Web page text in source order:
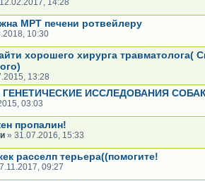
МРТ печени ротвейлеру
10:30
хорошего хирурга травматолога(
13:28
ИССЛЕДОВАНИЯ СОБАК
03:03
пропалин!
» 31.07.2016, 15:33
расселп терьера((помогите!
09:27